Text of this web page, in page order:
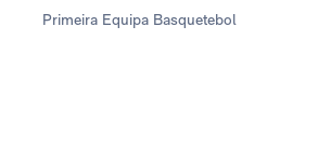
Primeira Equipa Basquetebol